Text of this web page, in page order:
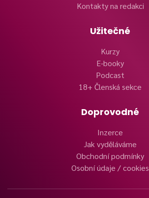
Kontakty na redakci
Užitečné
Kurzy
E-booky
Podcast
18+ Členská sekce
Doprovodné
Inzerce
Jak vyděláváme
Obchodní podmínky
Osobní údaje / cookies